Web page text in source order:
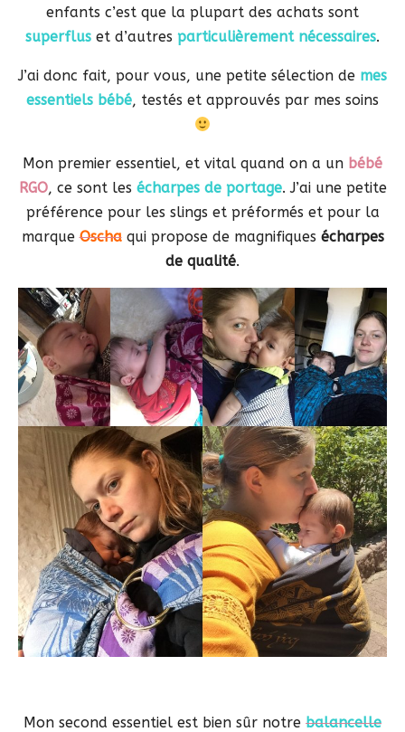
enfants c’est que la plupart des achats sont
superflus et d’autres particulièrement nécessaires.
J’ai donc fait, pour vous, une petite sélection de mes
essentiels bébé, testés et approuvés par mes soins
Mon premier essentiel, et vital quand on a un bébé
RGO, ce sont les écharpes de portage. J’ai une petite
préférence pour les slings et préformés et pour la
marqueOschaqui propose de magnifiques écharpes
de qualité.
Mon second essentiel est bien sûr notre balancelle